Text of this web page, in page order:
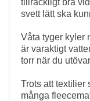
tillräckligt bra
svett lätt ska
Våta tyger kyler
är varaktigt
torr när du
Trots att textilier
många